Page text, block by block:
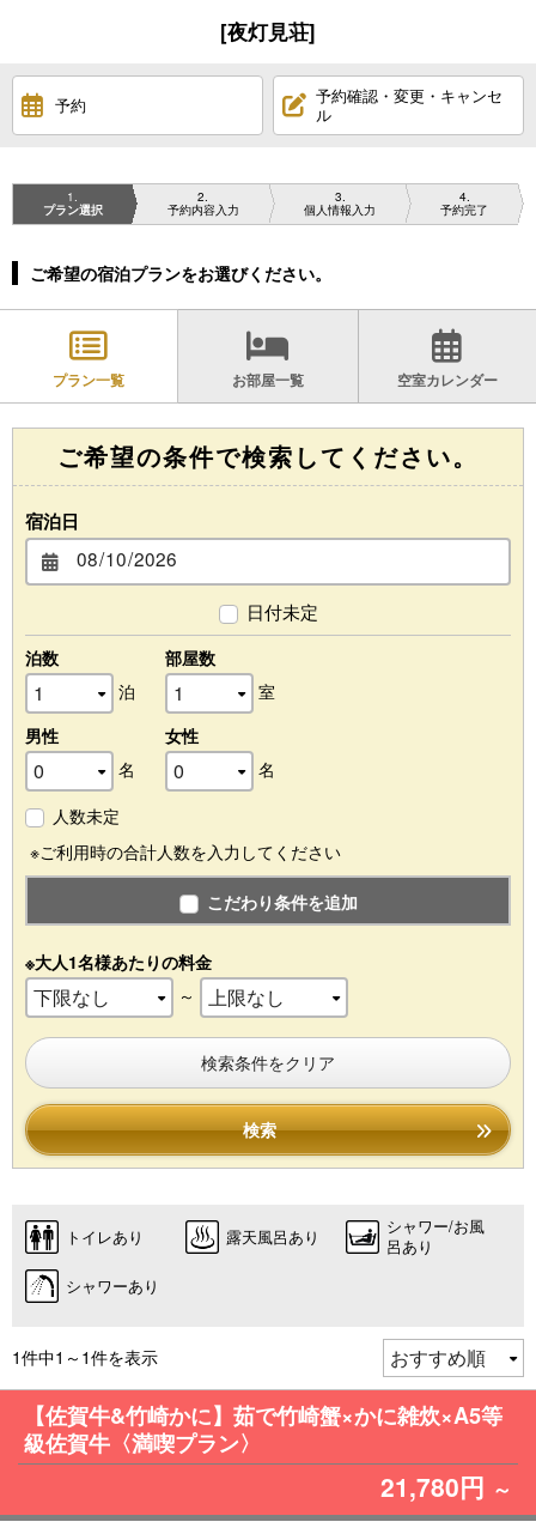
[夜灯見荘]
予約
予約確認・変更・キャンセ
ル
1
プラン選択
2
予約内容入力
3
個人情報入力
4
予約完了
ご希望の宿泊プランをお選びください。
プラン一覧 お部屋一覧 空室カレンダー
ご希望の条件で検索してください。
宿泊日
日付未定
泊数
泊
部屋数
室
男性
名
女性
名
人数未定
※ご利用時の合計人数を入力してください
こだわり条件を追加
※大人1名様あたりの料金
～
検索条件をクリア
検索
トイレあり 露天風呂あり
シャワー/お風
呂あり
シャワーあり
1件中1～1件を表示
【佐賀牛&竹崎かに】茹で竹崎蟹×かに雑炊×A5等
級佐賀牛〈満喫プラン〉
21,780円 ～